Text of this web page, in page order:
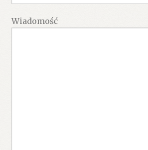
Wiadomość